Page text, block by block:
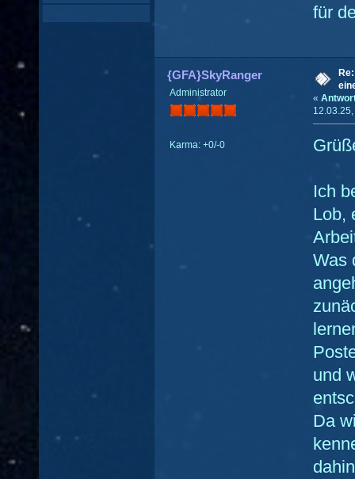
für
{GFA}SkyRanger
Administrator
Karma: +0/-0
«
Ich
Lob,
Was
und
Da